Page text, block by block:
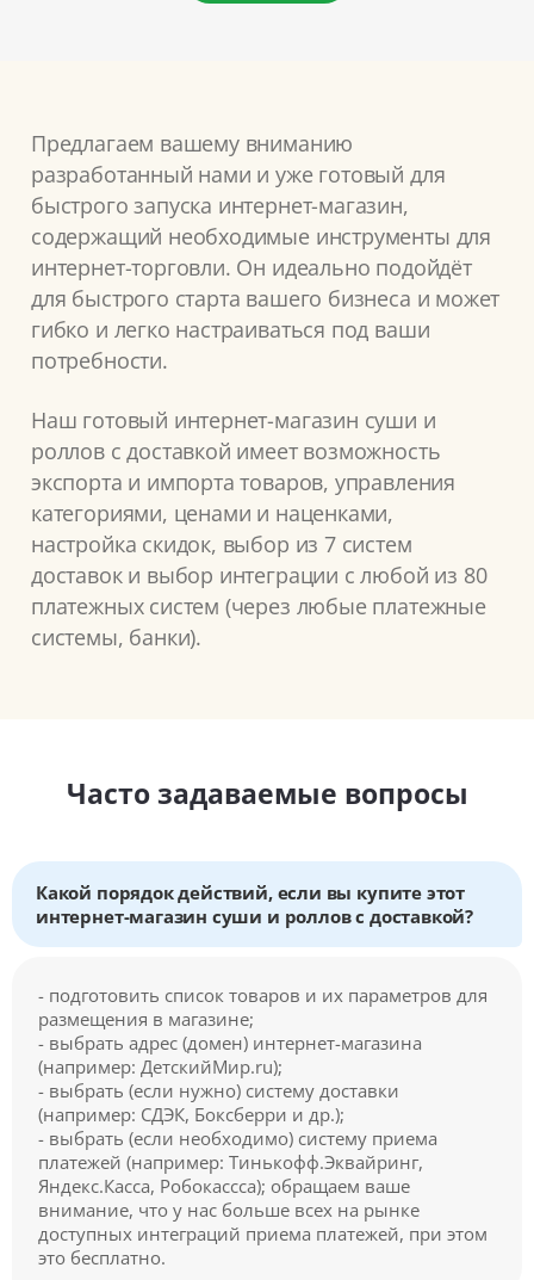
Предлагаем вашему вниманию
разработанный нами и уже готовый для
быстрого запуска интернет-магазин,
содержащий необходимые инструменты для
интернет-торговли. Он идеально подойдёт
для быстрого старта вашего бизнеса и может
гибко и легко настраиваться под ваши
потребности.
Наш готовый интернет-магазин суши и
роллов с доставкой имеет возможность
экспорта и импорта товаров, управления
категориями, ценами и наценками,
настройка скидок, выбор из 7 систем
доставок и выбор интеграции с любой из 80
платежных систем (через любые платежные
системы, банки).
Часто задаваемые вопросы
Какой порядок действий, если вы купите этот
интернет-магазин суши и роллов с доставкой?
- подготовить список товаров и их параметров для
размещения в магазине;
- выбрать адрес (домен) интернет-магазина
(например: ДетскийМир.ru);
- выбрать (если нужно) систему доставки
(например: СДЭК, Боксберри и др.);
- выбрать (если необходимо) систему приема
платежей (например: Тинькофф.Эквайринг,
Яндекс.Касса, Робокассса); обращаем ваше
внимание, что у нас больше всех на рынке
доступных интеграций приема платежей, при этом
это бесплатно.